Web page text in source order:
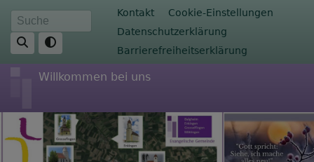
Direkt
zum
Inhalt
Suche Fußbereichsmenü
Kontakt
Cookie-Einstellungen
Datenschutzerklärung
Barrierefreiheitserklärung
Willkommen bei uns